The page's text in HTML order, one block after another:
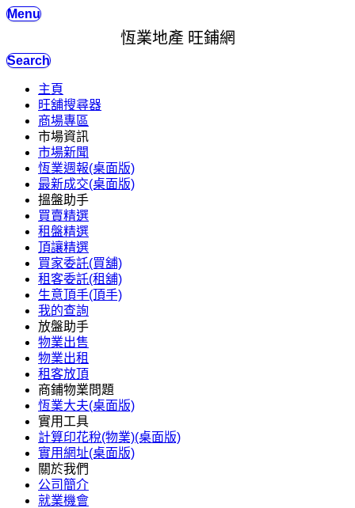
Menu
恆業地產 旺鋪網
Search
主頁
旺舖搜尋器
商場專區
市場資訊
市場新聞
恆業週報(桌面版)
最新成交(桌面版)
搵盤助手
買賣精選
租盤精選
頂讓精選
買家委託(買舖)
租客委託(租舖)
生意頂手(頂手)
我的查詢
放盤助手
物業出售
物業出租
租客放頂
商鋪物業問題
恆業大夫(桌面版)
實用工具
計算印花稅(物業)(桌面版)
實用網址(桌面版)
關於我們
公司簡介
就業機會